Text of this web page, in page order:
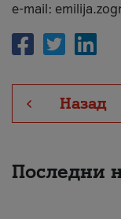
e-mail:
Назад
Последни